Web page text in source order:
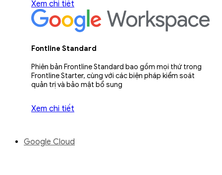
Xem chi tiết
Fontline Standard
Phiên bản Frontline Standard bao gồm mọi thứ trong
Frontline Starter, cùng với các biện pháp kiểm soát
quản trị và bảo mật bổ sung
Xem chi tiết
Google Cloud